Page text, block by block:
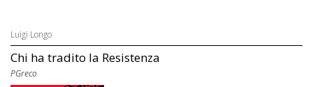
Luigi Longo
Chi ha tradito la Resistenza
PGreco